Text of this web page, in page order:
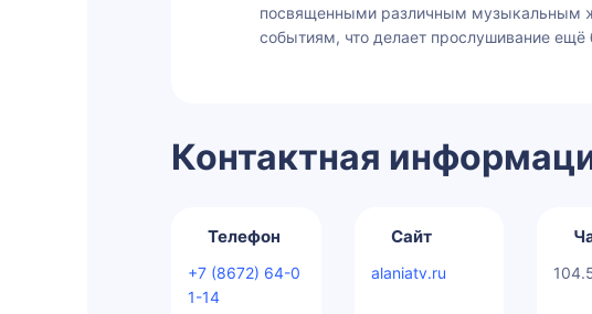
посвященными различным музыкальным
событиям, что делает прослушивание ещё
Контактная
Телефон
+7 (8672) 64-0
1-14
Сайт
alaniatv.ru